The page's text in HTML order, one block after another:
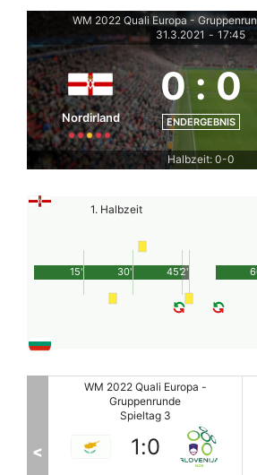
WM 2022 Quali Europa -
31.3.2021 - 17:45
Nordirland
0: 0
ENDERGEBNIS
Halbzeit: 0-0
1. Halbzeit
45'
15' 30' 2'
WM 2022 Quali Europa -
Gruppenrunde
Spieltag 3
1:3
<